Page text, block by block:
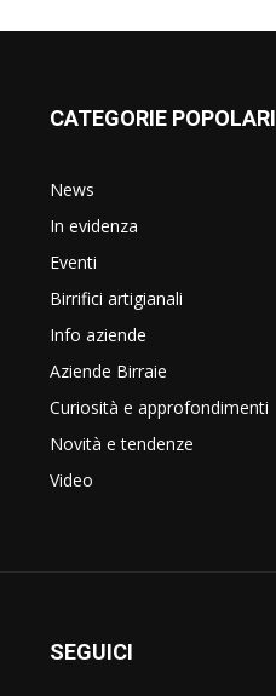
CATEGORIE POPOLARI
News
In evidenza
Eventi
Birrifici artigianali
Info aziende
Aziende Birraie
Curiosità e approfondimenti
Novità e tendenze
Video
SEGUICI